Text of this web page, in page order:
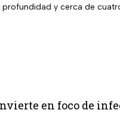
y cerca de
en foco de